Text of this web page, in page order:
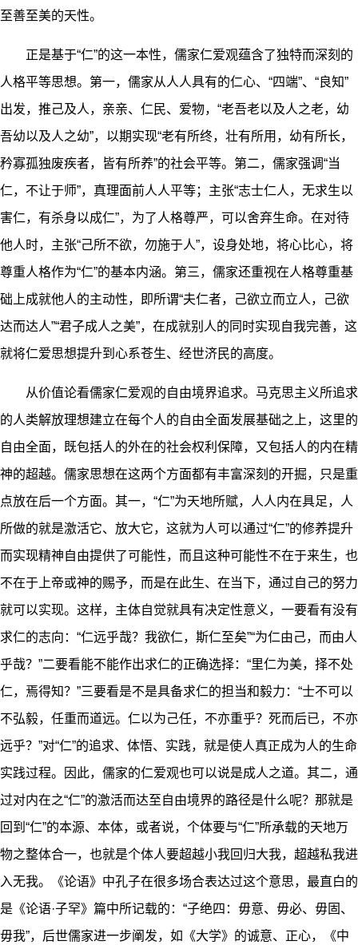
至善至美的天性。
正是基于“仁”的这一本性，儒家仁爱观蕴含了独特而深刻的
人格平等思想。第一，儒家从人人具有的仁心、“四端”、“良知”
出发，推己及人，亲亲、仁民、爱物，“老吾老以及人之老，幼
吾幼以及人之幼”，以期实现“老有所终，壮有所用，幼有所长，
矜寡孤独废疾者，皆有所养”的社会平等。第二，儒家强调“当
仁，不让于师”，真理面前人人平等；主张“志士仁人，无求生以
害仁，有杀身以成仁”，为了人格尊严，可以舍弃生命。在对待
他人时，主张“己所不欲，勿施于人”，设身处地，将心比心，将
尊重人格作为“仁”的基本内涵。第三，儒家还重视在人格尊重基
础上成就他人的主动性，即所谓“夫仁者，己欲立而立人，己欲
达而达人”“君子成人之美”，在成就别人的同时实现自我完善，这
就将仁爱思想提升到心系苍生、经世济民的高度。
从价值论看儒家仁爱观的自由境界追求。马克思主义所追求
的人类解放理想建立在每个人的自由全面发展基础之上，这里的
自由全面，既包括人的外在的社会权利保障，又包括人的内在精
神的超越。儒家思想在这两个方面都有丰富深刻的开掘，只是重
点放在后一个方面。其一，“仁”为天地所赋，人人内在具足，人
所做的就是激活它、放大它，这就为人可以通过“仁”的修养提升
而实现精神自由提供了可能性，而且这种可能性不在于来生，也
不在于上帝或神的赐予，而是在此生、在当下，通过自己的努力
就可以实现。这样，主体自觉就具有决定性意义，一要看有没有
求仁的志向：“仁远乎哉？我欲仁，斯仁至矣”“为仁由己，而由人
乎哉？”二要看能不能作出求仁的正确选择：“里仁为美，择不处
仁，焉得知？”三要看是不是具备求仁的担当和毅力：“士不可以
不弘毅，任重而道远。仁以为己任，不亦重乎？死而后已，不亦
远乎？”对“仁”的追求、体悟、实践，就是使人真正成为人的生命
实践过程。因此，儒家的仁爱观也可以说是成人之道。其二，通
过对内在之“仁”的激活而达至自由境界的路径是什么呢？那就是
回到“仁”的本源、本体，或者说，个体要与“仁”所承载的天地万
物之整体合一，也就是个体人要超越小我回归大我，超越私我进
入无我。《论语》中孔子在很多场合表达过这个意思，最直白的
是《论语·子罕》篇中所记载的：“子绝四：毋意、毋必、毋固、
毋我”，后世儒家进一步阐发，如《大学》的诚意、正心，《中